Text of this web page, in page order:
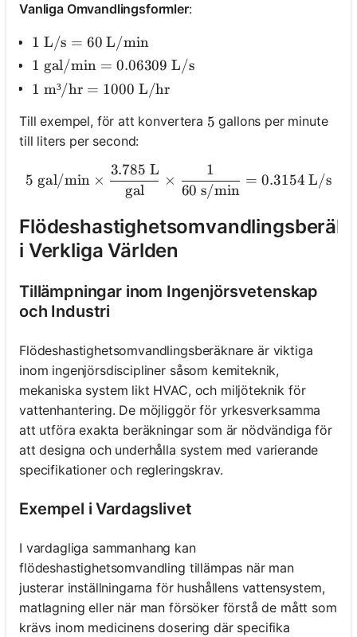
Vanliga Omvandlingsformler:
1\ \text{L/s} = 60\ \text{L/min}
1 L/s = 60 L/min
1\ \text{gal/min} = 0.06309\ \text{L/s}
1 gal/min = 0.06309 L/s
1\ \text{m³/hr} = 1000\ \text{L/hr}
1 m³/hr = 1000 L/hr
Till exempel, för att konvertera 5
5 gallons per minute
till liters per second:
5\ \text{gal/min}
5 gal/min ×
gal
3.785 L
×
60 s/min
1
= 0.3154 L/s
i Verkliga Världen
Tillämpningar inom Ingenjörsvetenskap
och Industri
Flödeshastighetsomvandlingsberäknare är viktiga
inom ingenjörsdiscipliner såsom kemiteknik,
mekaniska system likt HVAC, och miljöteknik för
vattenhantering. De möjliggör för yrkesverksamma
att utföra exakta beräkningar som är nödvändiga för
att designa och underhålla system med varierande
specifikationer och regleringskrav.
Exempel i Vardagslivet
I vardagliga sammanhang kan
flödeshastighetsomvandling tillämpas när man
justerar inställningarna för hushållens vattensystem,
matlagning eller när man försöker förstå de mått som
krävs inom medicinens dosering där specifika